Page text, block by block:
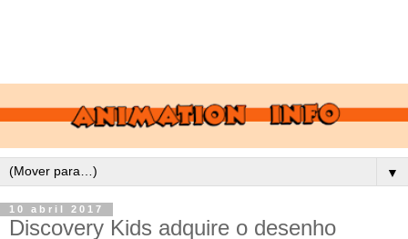
▼
10 abril 2017
Discovery Kids adquire o desenho